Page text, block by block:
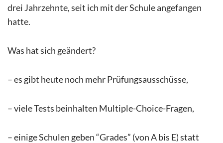
drei Jahrzehnte, seit ich mit der Schule angefangen
hatte.
Was hat sich geändert?
– es gibt heute noch mehr Prüfungsausschüsse,
– viele Tests beinhalten Multiple-Choice-Fragen,
– einige Schulen geben “Grades” (von A bis E) statt